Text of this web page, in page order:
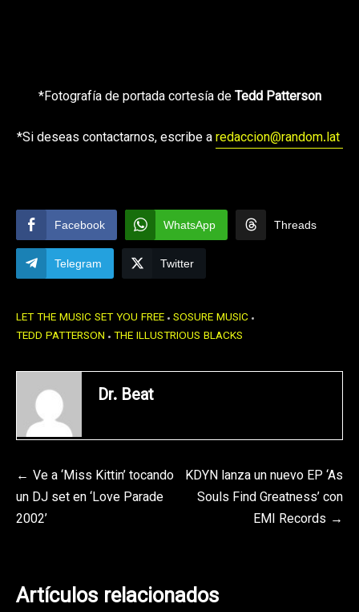
*Fotografía de portada cortesía deTedd Patterson
*Si deseas contactarnos, escribe aredaccion@random.lat
Facebook WhatsApp Threads
Telegram Twitter
LET THE MUSIC SET YOU FREE SOSURE MUSIC
TEDD PATTERSON THE ILLUSTRIOUS BLACKS
Dr. Beat
Navegación
de
Ve a ‘Miss Kittin’ tocando
un DJ set en ‘Love Parade
2002’
KDYN lanza un nuevo EP ‘As
Souls Find Greatness’ con
EMI Records
Artículos relacionados